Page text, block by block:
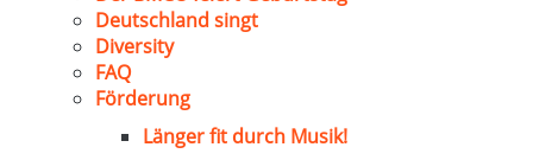
Deutschland singt
Diversity
FAQ
Förderung
Länger fit durch Musik!